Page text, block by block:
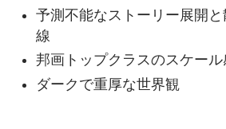
予測不能なストーリー展開
線
邦画トップクラスのスケー
ダークで重厚な世界観